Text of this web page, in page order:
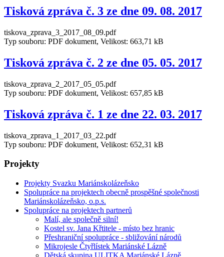
Tisková zpráva č. 3 ze dne 09. 08. 2017
tiskova_zprava_3_2017_08_09.pdf
Typ souboru: PDF dokument, Velikost: 663,71 kB
Tisková zpráva č. 2 ze dne 05. 05. 2017
tiskova_zprava_2_2017_05_05.pdf
Typ souboru: PDF dokument, Velikost: 657,85 kB
Tisková zpráva č. 1 ze dne 22. 03. 2017
tiskova_zprava_1_2017_03_22.pdf
Typ souboru: PDF dokument, Velikost: 652,31 kB
Projekty
Projekty Svazku Mariánskolázeňsko
Spolupráce na projektech obecně prospěšné společnosti
Mariánskolázeňsko, o.p.s.
Spolupráce na projektech partnerů
Malí, ale společně silní!
Kostel sv. Jana Křtitele - místo bez hranic
Přeshraniční spolupráce - sbližování národů
Mikrojesle Čtyřlístek Mariánské Lázně
Dětská skupina ULITKA Mariánské Lázně